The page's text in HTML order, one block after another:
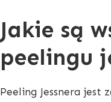
Jakie są
peelingu
Peeling Jessnera jest